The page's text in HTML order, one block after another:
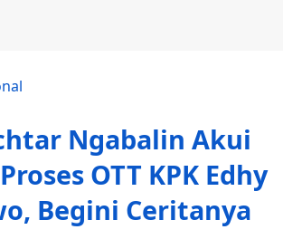
Ngabalin Akui
OTT KPK Edhy
Begini Ceritanya